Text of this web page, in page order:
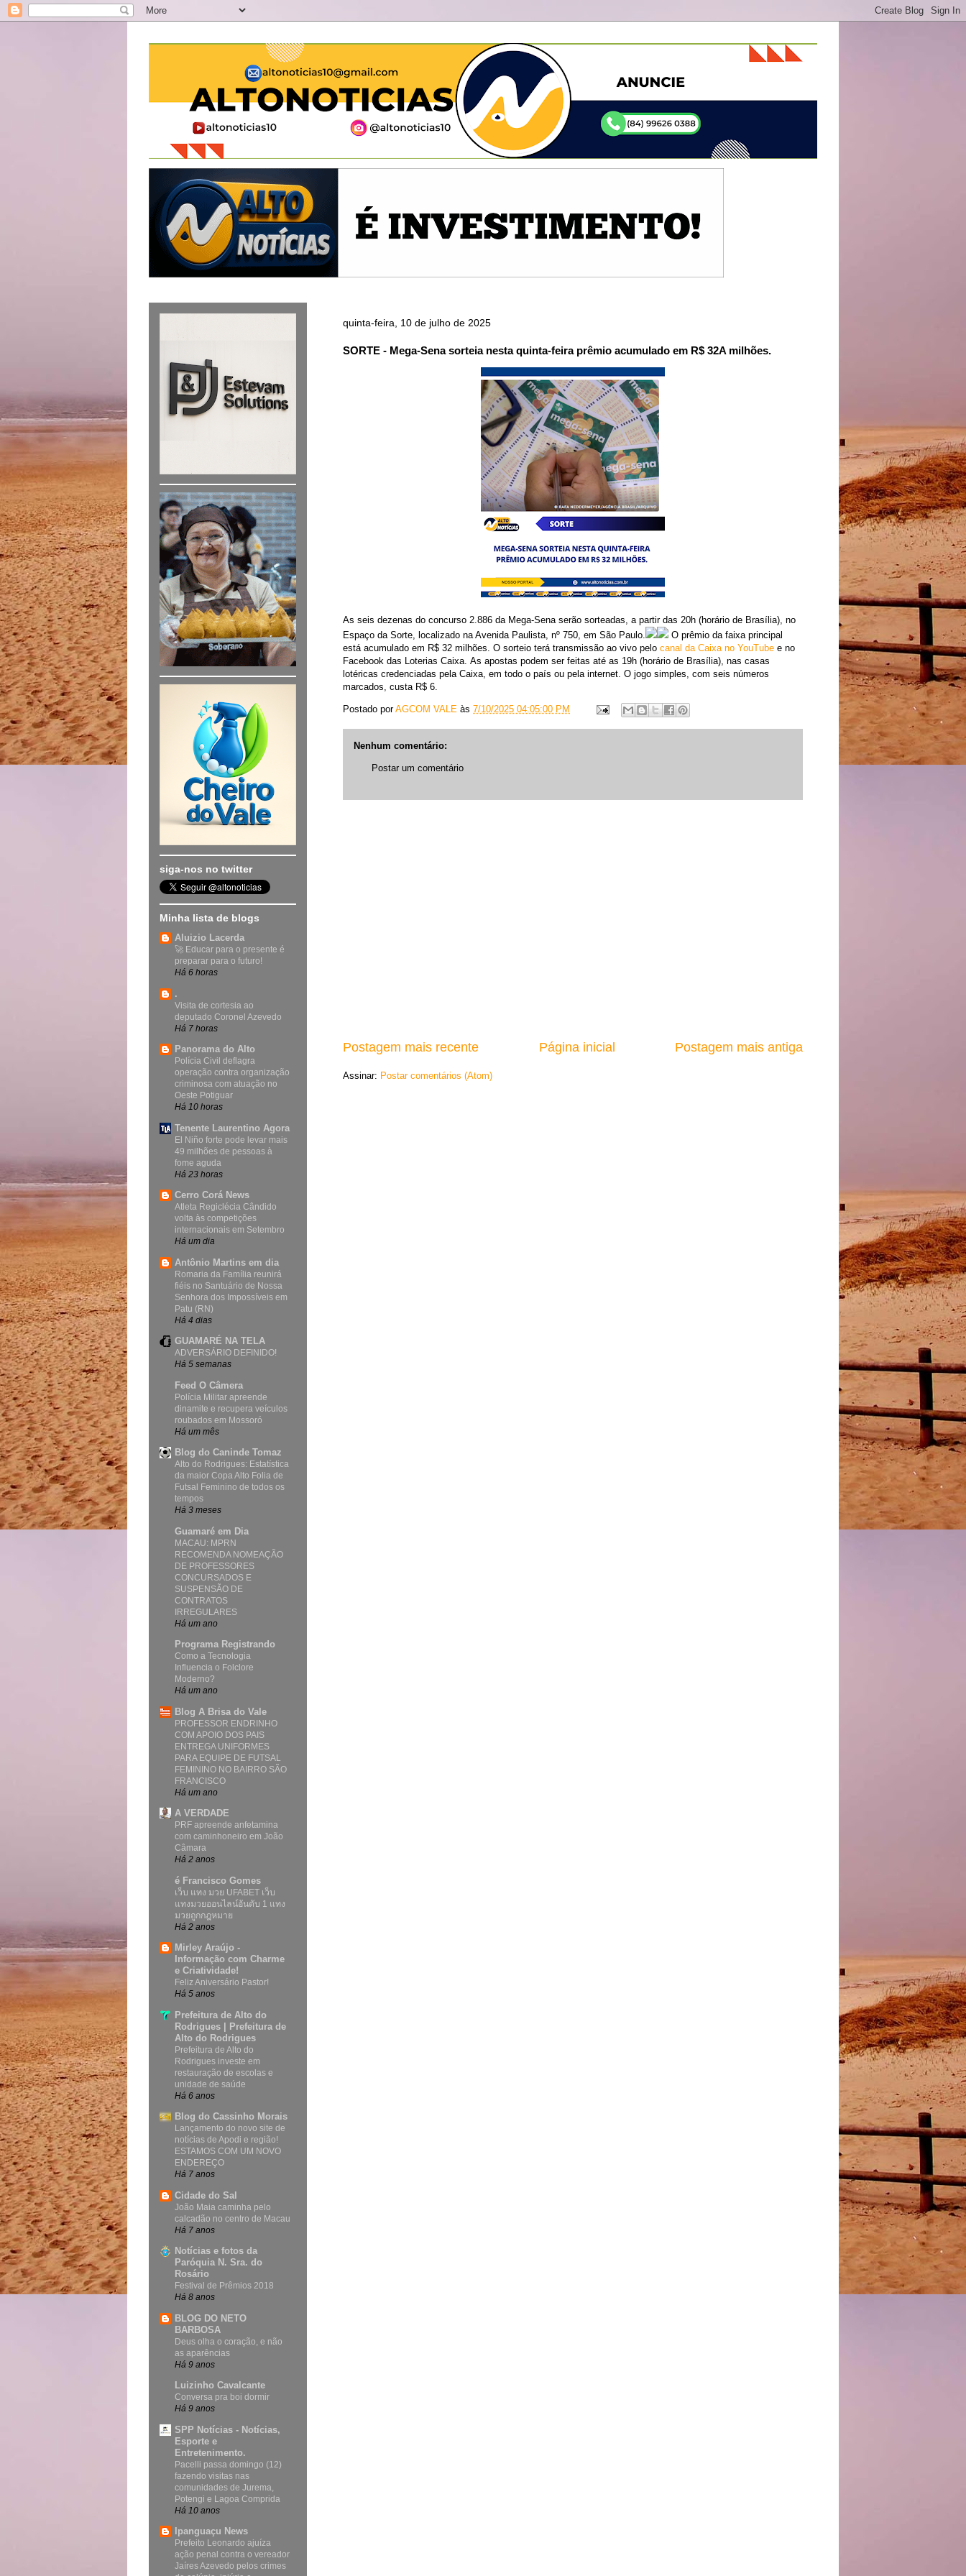
quinta-feira, 10 de julho de 2025
SORTE - Mega-Sena sorteia nesta quinta-feira prêmio acumulado em R$ 32A milhões.
As seis dezenas do concurso 2.886 da Mega-Sena serão sorteadas, a partir das 20h (horário de Brasília), no
Espaço da Sorte, localizado na Avenida Paulista, nº 750, em São Paulo.
O prêmio da faixa principal
está acumulado em R$ 32 milhões. O sorteio terá transmissão ao vivo pelo canal da Caixa no YouTube e no
Facebook das Loterias Caixa. As apostas podem ser feitas até as 19h (horário de Brasília), nas casas
lotéricas credenciadas pela Caixa, em todo o país ou pela internet. O jogo simples, com seis números
marcados, custa R$ 6.
Postado porAGCOM VALE às 7/10/2025 04:05:00 PM
Nenhum comentário:
Postar um comentário
Postagem mais recente Postagem mais antiga
Página inicial
Assinar: Postar comentários (Atom)
siga-nos no twitter
Minha lista de blogs
Aluizio Lacerda
🚀 Educar para o presente é
preparar para o futuro!
Há 6 horas
.
Visita de cortesia ao
deputado Coronel Azevedo
Há 7 horas
Panorama do Alto
Polícia Civil deflagra
operação contra organização
criminosa com atuação no
Oeste Potiguar
Há 10 horas
Tenente Laurentino Agora
El Niño forte pode levar mais
49 milhões de pessoas à
fome aguda
Há 23 horas
Cerro Corá News
Atleta Regiclécia Cândido
volta às competições
internacionais em Setembro
Há um dia
Antônio Martins em dia
Romaria da Família reunirá
fiéis no Santuário de Nossa
Senhora dos Impossíveis em
Patu (RN)
Há 4 dias
GUAMARÉ NA TELA
ADVERSÁRIO DEFINIDO!
Há 5 semanas
Feed O Câmera
Polícia Militar apreende
dinamite e recupera veículos
roubados em Mossoró
Há um mês
Blog do Caninde Tomaz
Alto do Rodrigues: Estatística
da maior Copa Alto Folia de
Futsal Feminino de todos os
tempos
Há 3 meses
Guamaré em Dia
MACAU: MPRN
RECOMENDA NOMEAÇÃO
DE PROFESSORES
CONCURSADOS E
SUSPENSÃO DE
CONTRATOS
IRREGULARES
Há um ano
Programa Registrando
Como a Tecnologia
Influencia o Folclore
Moderno?
Há um ano
Blog A Brisa do Vale
PROFESSOR ENDRINHO
COM APOIO DOS PAIS
ENTREGA UNIFORMES
PARA EQUIPE DE FUTSAL
FEMININO NO BAIRRO SÃO
FRANCISCO
Há um ano
A VERDADE
PRF apreende anfetamina
com caminhoneiro em João
Câmara
Há 2 anos
é Francisco Gomes
เว็บ แทง มวย UFABET เว็บ
แทงมวยออนไลน์อันดับ 1 แทง
มวยถูกกฎหมาย
Há 2 anos
Mirley Araújo -
Informação com Charme
e Criatividade!
Feliz Aniversário Pastor!
Há 5 anos
Prefeitura de Alto do
Rodrigues | Prefeitura de
Alto do Rodrigues
Prefeitura de Alto do
Rodrigues investe em
restauração de escolas e
unidade de saúde
Há 6 anos
Blog do Cassinho Morais
Lançamento do novo site de
notícias de Apodi e região!
ESTAMOS COM UM NOVO
ENDEREÇO
Há 7 anos
Cidade do Sal
João Maia caminha pelo
calcadão no centro de Macau
Há 7 anos
Notícias e fotos da
Paróquia N. Sra. do
Rosário
Festival de Prêmios 2018
Há 8 anos
BLOG DO NETO
BARBOSA
Deus olha o coração, e não
as aparências
Há 9 anos
Luizinho Cavalcante
Conversa pra boi dormir
Há 9 anos
SPP Notícias - Notícias,
Esporte e
Entretenimento.
Pacelli passa domingo (12)
fazendo visitas nas
comunidades de Jurema,
Potengi e Lagoa Comprida
Há 10 anos
Ipanguaçu News
Prefeito Leonardo ajuíza
ação penal contra o vereador
Jaíres Azevedo pelos crimes